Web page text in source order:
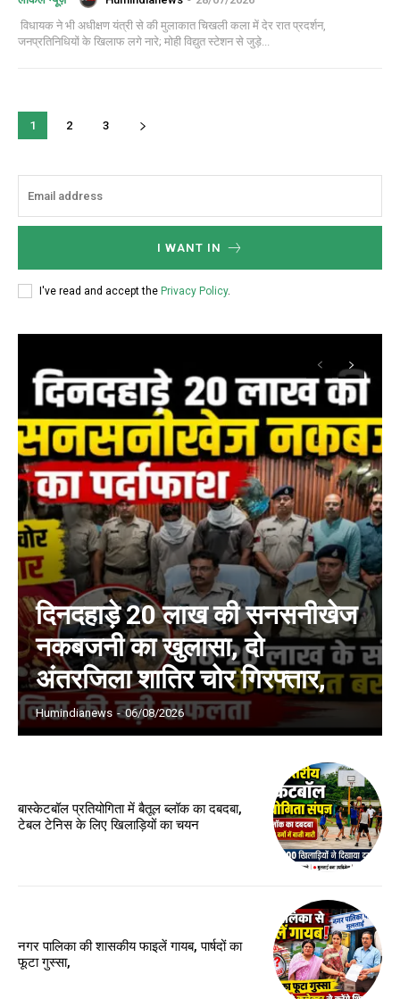
विधायक ने भी अधीक्षण यंत्री से की मुलाकात चिखली कला में देर रात प्रदर्शन,
जनप्रतिनिधियों के खिलाफ लगे नारे; मोही विद्युत स्टेशन से जुड़े...
1 2 3
I WANT IN
I've read and accept the Privacy Policy.
दिनदहाड़े 20 लाख की सनसनीखेज
नकबजनी का खुलासा, दो
अंतरजिला शातिर चोर गिरफ्तार,
Humindianews - 06/08/2026
बास्केटबॉल प्रतियोगिता में बैतूल ब्लॉक का दबदबा,
टेबल टेनिस के लिए खिलाड़ियों का चयन
नगर पालिका की शासकीय फाइलें गायब, पार्षदों का
फूटा गुस्सा,